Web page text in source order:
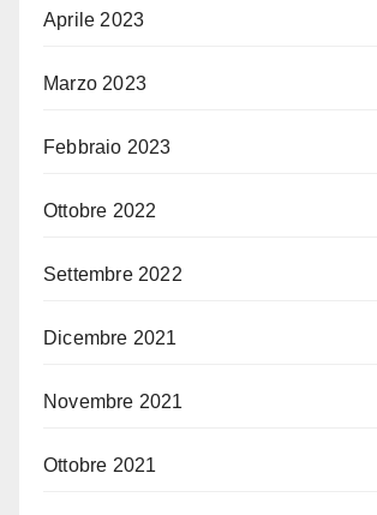
Aprile 2023
Marzo 2023
Febbraio 2023
Ottobre 2022
Settembre 2022
Dicembre 2021
Novembre 2021
Ottobre 2021